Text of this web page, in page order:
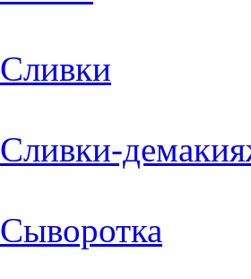
Сливки
Сливки-
Сыворотка